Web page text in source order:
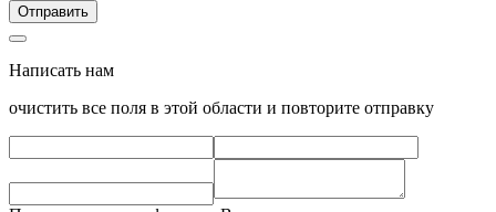
Написать нам
очистить все поля в этой области и повторите отправку